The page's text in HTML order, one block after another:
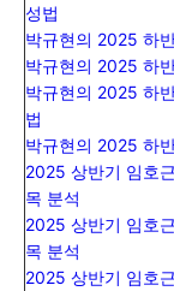
성법
박규현의 2025 하
박규현의 2025 하
박규현의 2025 하
법
박규현의 2025 하
2025 상반기 임호
목 분석
2025 상반기 임호
목 분석
2025 상반기 임호